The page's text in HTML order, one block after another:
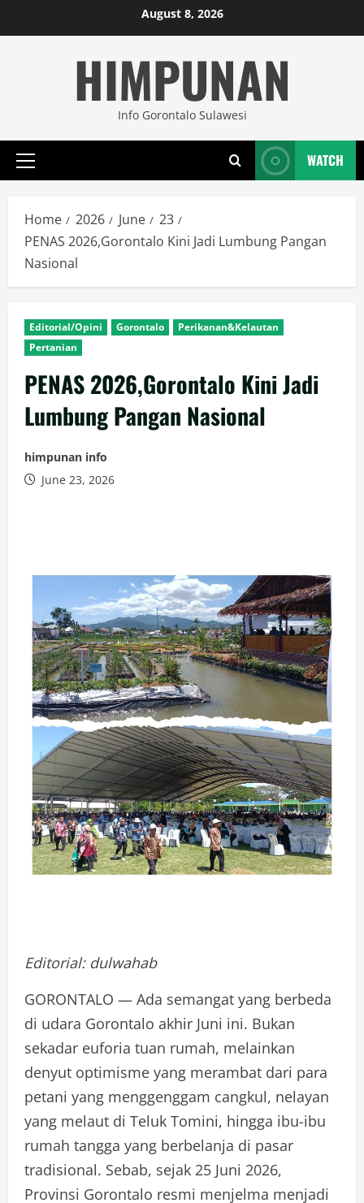
to
August 8, 2026
HIMPUNAN
Info Gorontalo Sulawesi
Primary
WATCH
Home 2026 June
23
PENAS 2026,Gorontalo Kini Jadi Lumbung Pangan
Nasional
Editorial/Opini Gorontalo
Perikanan&Kelautan
Pertanian
PENAS 2026,Gorontalo Kini Jadi
Lumbung Pangan Nasional
himpunan info
June 23, 2026
Editorial: dulwahab
GORONTALO — Ada semangat yang berbeda
di udara Gorontalo akhir Juni ini. Bukan
sekadar euforia tuan rumah, melainkan
denyut optimisme yang merambat dari para
petani yang menggenggam cangkul, nelayan
yang melaut di Teluk Tomini, hingga ibu-ibu
rumah tangga yang berbelanja di pasar
tradisional. Sebab, sejak 25 Juni 2026,
Provinsi Gorontalo resmi menjelma menjadi